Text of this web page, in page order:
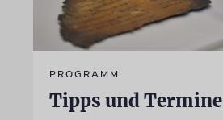
PROGRAMM
Tipps und Termine